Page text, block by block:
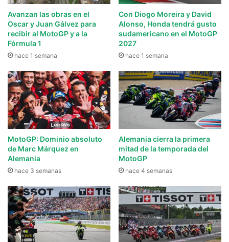
Avanzan las obras en el
Oscar y Juan Gálvez para
recibir al MotoGP y a la
Fórmula 1
hace 1 semana
Con Diogo Moreira y David
Alonso, Honda tendrá gusto
sudamericano en el MotoGP
2027
hace 1 semana
MotoGP: Dominio absoluto
de Marc Márquez en
Alemania
hace 3 semanas
Alemania cierra la primera
mitad de la temporada del
MotoGP
hace 4 semanas